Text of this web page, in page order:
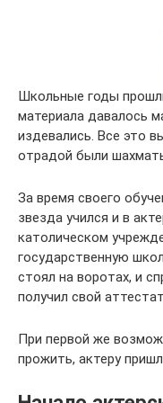
Школьные годы
материала давалось
издевались. Все это
отрадой были
За время своего
звезда учился и в
католическом
государственную
стоял на воротах, и
получил свой
При первой же
прожить, актеру